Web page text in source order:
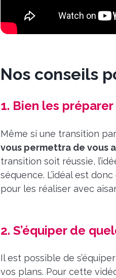
Nos conseils
1. Bien les préparer
Même si une transition
vous permettra de vous
transition soit réussie,
séquence. L’idéal est
pour les réaliser avec
2. S’équiper de
Il est possible de
vos plans. Pour cette